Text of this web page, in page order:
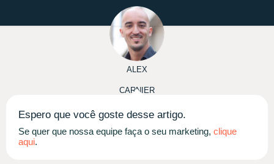
ALEX
CARNIER
Espero que você goste desse artigo.
Se quer que nossa equipe faça o seu marketing, clique
aqui.